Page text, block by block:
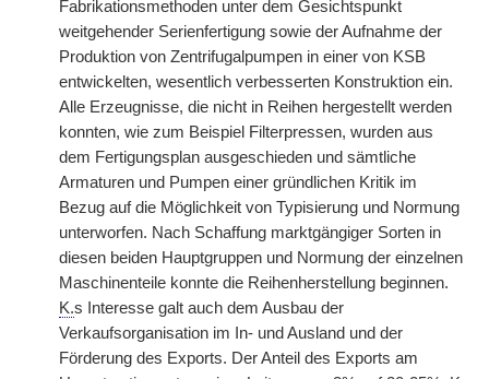
Fabrikationsmethoden unter dem Gesichtspunkt
weitgehender Serienfertigung sowie der Aufnahme der
Produktion von Zentrifugalpumpen in einer von KSB
entwickelten, wesentlich verbesserten Konstruktion ein.
Alle Erzeugnisse, die nicht in Reihen hergestellt werden
konnten, wie zum Beispiel Filterpressen, wurden aus
dem Fertigungsplan ausgeschieden und sämtliche
Armaturen und Pumpen einer gründlichen Kritik im
Bezug auf die Möglichkeit von Typisierung und Normung
unterworfen. Nach Schaffung marktgängiger Sorten in
diesen beiden Hauptgruppen und Normung der einzelnen
Maschinenteile konnte die Reihenherstellung beginnen.
K.s Interesse galt auch dem Ausbau der
Verkaufsorganisation im In- und Ausland und der
Förderung des Exports. Der Anteil des Exports am